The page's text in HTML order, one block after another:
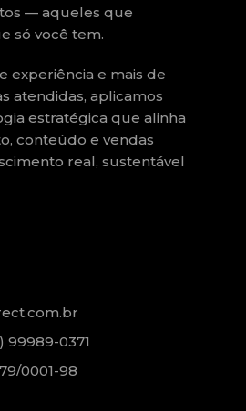
— aqueles que
só você tem.
experiência e mais de
atendidas, aplicamos
estratégica que alinha
conteúdo e vendas
real, sustentável
99989-0371
0001-98